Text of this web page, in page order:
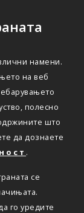
намени.
на веб
полесно
што
да дознаете
.
се
го уредите